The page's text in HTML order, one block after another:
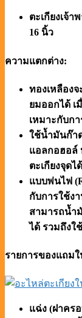
ตะเกียงเจ้
16 นิ้ว
ความแตกต่าง:
ทองเหลือง
ยมออกได้ เ
เหมาะกับก
ใช้น้ำมันก๊าด
แอลกอฮอล์
ตะเกียงจุดได้
แบบพ่นไฟ
กับการใช้ง
สามารถน้ำ
ได้ รวมถึงใ
รายการของแถม
แฉ่ง (ฝาคร